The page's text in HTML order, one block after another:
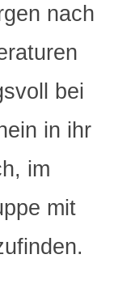
nach
bei
in ihr
im
mit